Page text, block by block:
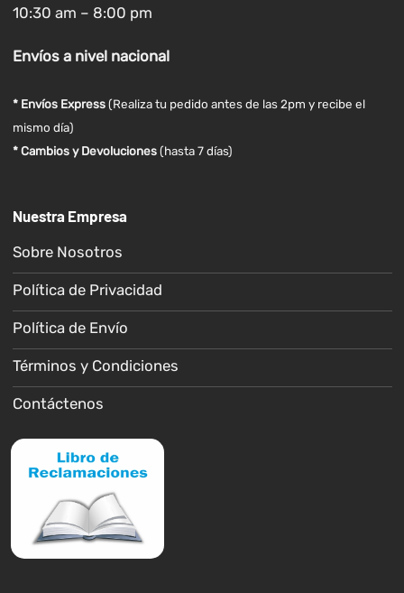
10:30 am – 8:00 pm
Envíosa nivel nacional
* Envíos Express(Realiza tu pedido antes de las 2pm y recibe el
mismo día)
* Cambios y Devoluciones (hasta 7 días)
Nuestra Empresa
Sobre Nosotros
Política de Privacidad
Política de Envío
Términos y Condiciones
Contáctenos